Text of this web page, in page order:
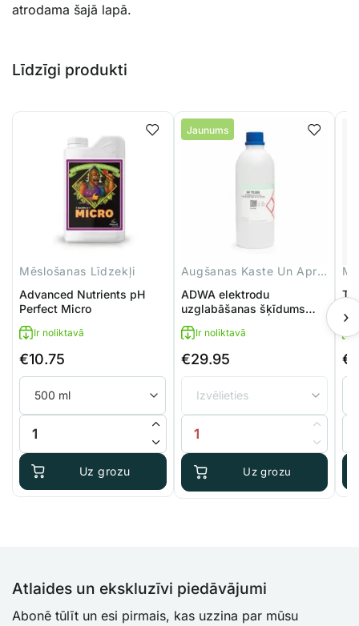
atrodama šajā lapā.
Līdzīgi produkti
Mēslošanas Līdzekļi
Advanced Nutrients pH
Perfect Micro
Ir noliktavā
€10.75
Advanced Nutrients pH Perfect Micro daudzums
Uz grozu
Jaunums
Augšanas Kaste Un Aprīkojums
ADWA elektrodu
uzglabāšanas šķīdums
AD70300
Ir noliktavā
€29.95
ADWA elektrodu uzglabāšanas
Uz grozu
€
›
Atlaides un ekskluzīvi piedāvājumi
Abonē tūlīt un esi pirmais, kas uzzina par mūsu